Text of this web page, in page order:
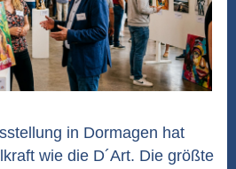
in Dormagen hat
wie die D´Art. Die größte